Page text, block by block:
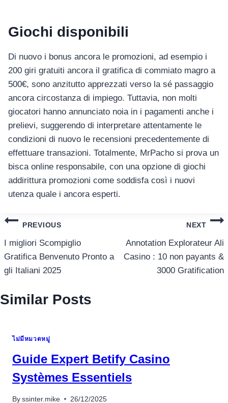
Giochi disponibili
Di nuovo i bonus ancora le promozioni, ad esempio i
200 giri gratuiti ancora il gratifica di commiato magro a
500€, sono anzitutto apprezzati verso la sé passaggio
ancora circostanza di impiego. Tuttavia, non molti
giocatori hanno annunciato noia in i pagamenti anche i
prelievi, suggerendo di interpretare attentamente le
condizioni di nuovo le recensioni precedentemente di
effettuare transazioni. Totalmente, MrPacho si prova un
bisca online responsabile, con una opzione di giochi
addirittura promozioni come soddisfa così i nuovi
utenza quale i ancora esperti.
แนะแนว
เรื่อง
PREVIOUS
I migliori Scompiglio
Gratifica Benvenuto Pronto a
gli Italiani 2025
NEXT
Annotation Explorateur Ali
Casino : 10 non payants &
3000 Gratification
Similar Posts
ไม่มีหมวดหมู่
Guide Expert Betify Casino
Systèmes Essentiels
By ssinter.mike 26/12/2025